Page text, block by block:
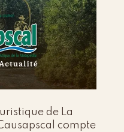
de La
compte